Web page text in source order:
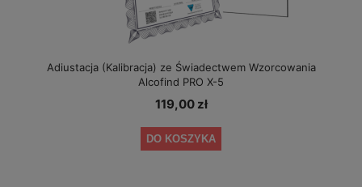
Adiustacja (Kalibracja) ze Świadectwem Wzorcowania
Alcofind PRO X-5
119,00 zł
DO KOSZYKA